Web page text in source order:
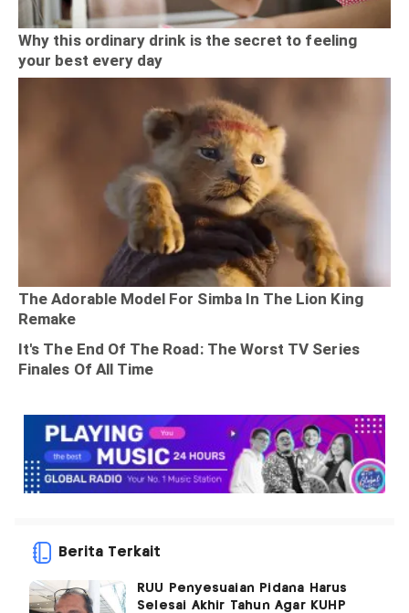
Berita Terkait
RUU Penyesuaian Pidana Harus
Selesai Akhir Tahun Agar KUHP